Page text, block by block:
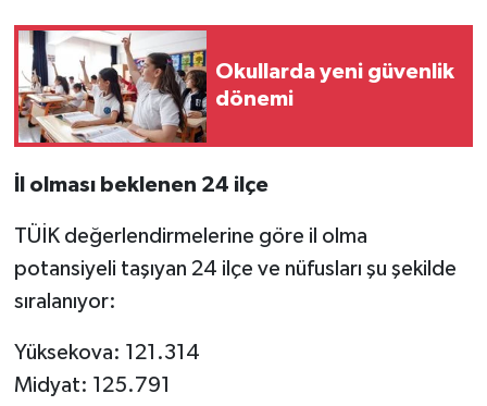
Okullarda yeni güvenlik
dönemi
İl olması beklenen 24 ilçe
TÜİK değerlendirmelerine göre il olma
potansiyeli taşıyan 24 ilçe ve nüfusları şu şekilde
sıralanıyor:
Yüksekova: 121.314
Midyat: 125.791